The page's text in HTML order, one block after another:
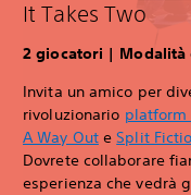
It Takes Two
2 giocatori | Modalità
Invita un amico per
rivoluzionario platform
A Way OuteSplit
Dovrete collaborare
esperienza che vedrà